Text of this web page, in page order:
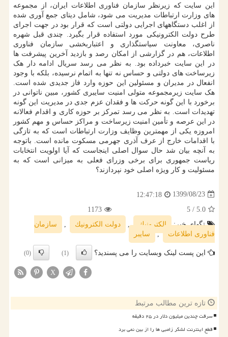
این سایت که زیرنظر سازمان فناوری اطلاعات ایران، از مجموعه
های وزارت ارتباطات مدیریت می شود، شامل دیتای جمع آوری شده
از اغلب دستگاههای اجرایی دولتی است که قرار بود در جهت اجرای
طرح دولت الکترونیکی مورد استفاده قرار بگیرد. چندی قبل شهره
ناصری، معاونت سیاستگذاری و اعتباربخشی سازمان فناوری
اطلاعات، هم در گزارشی از امکان رصد و بازدید آخرین پیشرفت ها
در این سایت خبرداده بود. به نظر می رسد سریال ادامه دار هک
زیرساخت های دولتی و حساس نه تنها به اتمام نرسیده، بلکه با وجود
انفعال در مدیران و مسئولین این حوزه وارد فاز جدیدی شده است.
هک سایت زیرمجموعه متولی امنیت سایبری کشور، مبین ناتوانی در
برخورد با این گونه حرکت ها و فقدان عزم جدی در مدیریت این گونه
تهدیدات است. به نظر می رسد تمرکز بر حوزه کاری و اقدام فعالانه
در این عرصه و تأمین امنیت زیرساخت و مراکز حساس و مهم کشور
امروزه یکی از مهمترین وظایف وزارت ارتباطات است که به تازگی
با اقدامات خارج از عرف آذری جهرمی مسکوت مانده است. باتوجه
به آنچه بیان شد حال سوال اصلی اینجاست که آیا اولویت انتخابات
ریاست جمهوری برای برخی وزرای فعلی به میزانی است که به
مسئولیت و کار ویژه اصلی خود نپردازند؟
1399/08/23
12:47:18
5.0
/ 5
1173
تگهای خبر:
الكترونیك , دولت الكترونیك ,
سازمان
فناوری اطلاعات
, سایبر
این پست لینک وبسایت را می پسندید؟ (1)
(0)
X
تازه ترین مطالب مرتبط
سرقت چندین میلیون دلار در ۲۵ دقیقه
قطع اینترنت لشکر زامبی ها را از بین نمی برد